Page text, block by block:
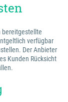
bereitgestellte
verfügbar
Der Anbieter
Kunden Rücksicht